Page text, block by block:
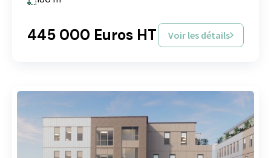
445 000 Euros HT Voir les détails